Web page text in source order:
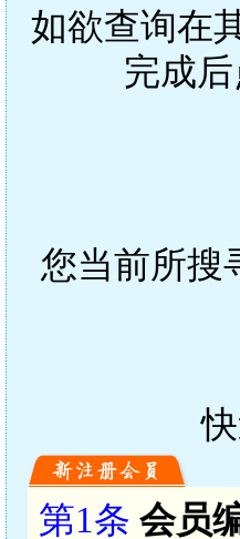
如欲查询在
完成
您当前所搜
第1条 会员